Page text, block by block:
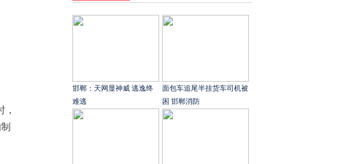
邯郸：天网显神威 逃逸终
难逃
面包车追尾半挂货车司机被
困 邯郸消防